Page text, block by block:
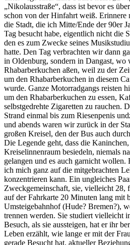
„Nikolausstraße“, dass ist bevor es
schon von der Hinfahrt weiß. Erinnere
die Stadt, die ich Mitte/Ende der 90er
Tag besucht habe, eigentlich nicht die
den es zum Zwecke seines
hatte. Den Tag verbrachten wir dann
in Oldenburg, sondern in Dangast, wo
Rhabarberkuchen aßen, weil zu der
um den Rhabarberkuchen in diesem
wurde. Ganze Motorradgangs reisten
um den Rhabarberkuchen zu essen,
selbstgedrehte Zigaretten zu rauchen.
Strand einmal bis zum Riesenpenis
und abends waren wir zurück in der
großen Kreisel, den der Bus auch
Die Legende geht, dass die
Kreiselinnenraum besiedeln, niemals
gelangen und es auch garnicht wollen.
ich mich ganz auf die mitgebrachten
konzentrieren kann. Ein ungleiches
Zweckgemeinschaft, sie, vielleicht 28,
auf der Fahrkarte 20 Minuten lang mit
Umsteigebahnhof (Hude? Bremen?),
trennen werden. Sie studiert vielleicht
Besuch, als sie aussteigen, hat er ihr
Leben erzählt, wie lange er mit der
gerade Besucht hat, aktueller